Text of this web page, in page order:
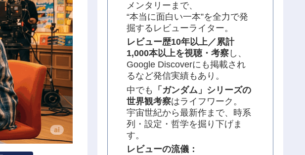
メンタリーまで、
“本当に面白い一本”を全力で発
掘するレビューライター。
レビュー歴10年以上／累計
1,000本以上を視聴・考察 し、
Google Discoverにも掲載され
るなど発信実績もあり。
中でも
「ガンダム」シリーズの
世界観考察はライフワーク。
宇宙世紀から最新作まで、時系
列・設定・哲学を掘り下げま
す。
レビューの流儀：